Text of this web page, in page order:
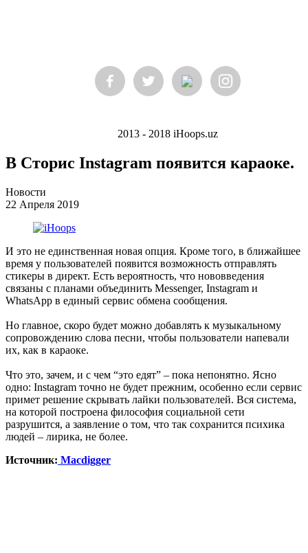
2013 - 2018 iHoops.uz
В Сторис Instagram появится караоке.
Новости
22 Апреля 2019
И это не единственная новая опция. Кроме того, в ближайшее
время у пользователей появится возможность отправлять
стикеры в директ. Есть вероятность, что нововведения
связаны с планами объединить Messenger, Instagram и
WhatsApp в единый сервис обмена сообщения.
Но главное, скоро будет можно добавлять к музыкальному
сопровождению слова песни, чтобы пользователи напевали
их, как в караоке.
Что это, зачем, и с чем “это едят” – пока непонятно. Ясно
одно: Instagram точно не будет прежним, особенно если сервис
примет решение скрывать лайки пользователей. Вся система,
на которой построена философия социальной сети
разрушится, а заявление о том, что так сохранится психика
людей – лирика, не более.
Источник: Macdigger